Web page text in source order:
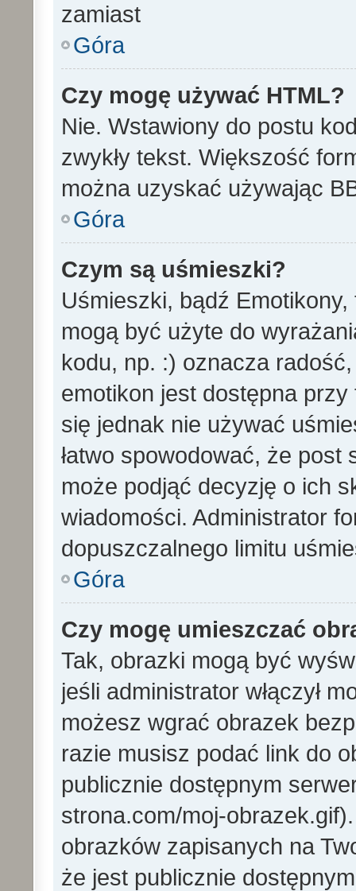
zamiast
Góra
Czy mogę używać HTML?
Nie. Wstawiony do postu
zwykły tekst. Większość
można uzyskać używając
Góra
Czym są uśmieszki?
Uśmieszki, bądź
mogą być użyte do
kodu, np. :) oznacza
emotikon jest dostępna
się jednak nie używać
łatwo spowodować, że
może podjąć decyzję o ich
wiadomości. Administrator
dopuszczalnego limitu
Góra
Czy mogę umieszczać
Tak, obrazki mogą być
jeśli administrator włączył
możesz wgrać obrazek
razie musisz podać link do
publicznie dostępnym
strona.com/moj-
obrazków zapisanych na
że jest publicznie